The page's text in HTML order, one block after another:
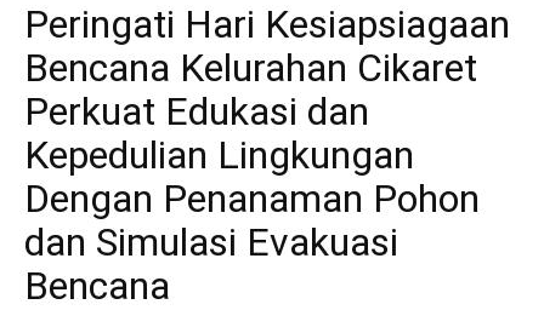
Peringati Hari Kesiapsiagaan
Bencana Kelurahan Cikaret
Perkuat Edukasi dan
Kepedulian Lingkungan
Dengan Penanaman Pohon
dan Simulasi Evakuasi
Bencana